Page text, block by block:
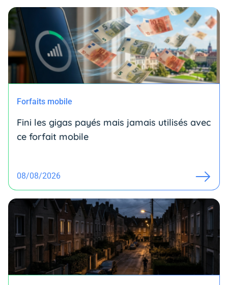
Forfaits mobile
Fini les gigas payés mais jamais utilisés avec
ce forfait mobile
08/08/2026